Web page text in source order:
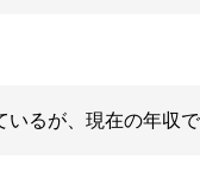
いるが、現在の年収